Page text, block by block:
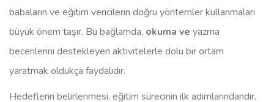
babaların ve eğitim vericilerin doğru yöntemler kullanmaları
büyük önem taşır. Bu bağlamda, okuma ve yazma
becerilerini destekleyen aktivitelerle dolu bir ortam
yaratmak oldukça faydalıdır.
Hedeflerin belirlenmesi, eğitim sürecinin ilk adımlarındandır.